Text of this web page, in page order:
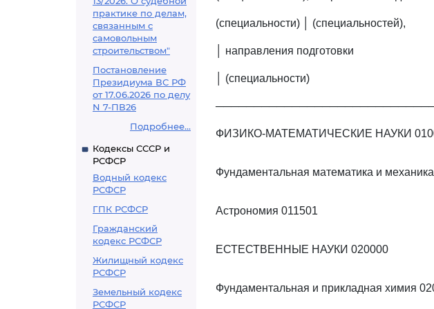
практике по делам,
связанным с
самовольным
строительством"
Постановление
Президиума ВС РФ
от 17.06.2026 по делу
N 7-ПВ26
Подробнее...
Кодексы СССР и
РСФСР
Водный кодекс
РСФСР
ГПК РСФСР
Гражданский
кодекс РСФСР
Жилищный кодекс
РСФСР
Земельный кодекс
РСФСР
(специальности) │ (специальностей),
│ направления подготовки
│ (специальности)
ФИЗИКО-МАТЕМАТИЧЕСКИЕ НАУКИ
Фундаментальная математика и
Астрономия 011501
ЕСТЕСТВЕННЫЕ НАУКИ 020000
Фундаментальная и прикладная химия